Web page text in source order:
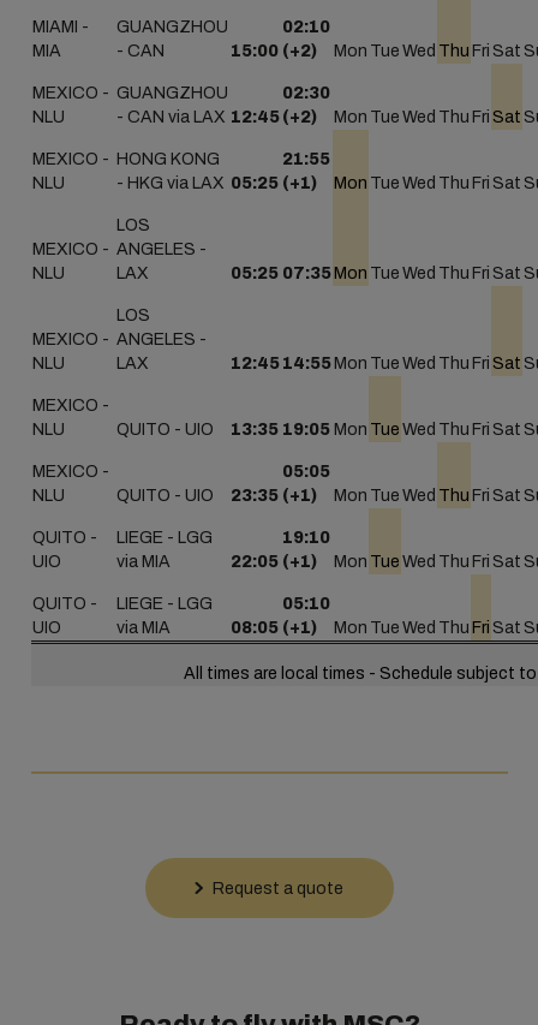
MIAMI -
MIA
GUANGZHOU
- CAN
15:00
02:10
(+2)
Mon Tue Wed Thu Fri Sat
MEXICO -
NLU
GUANGZHOU
- CAN via LAX 12:45
02:30
(+2)
Mon Tue Wed Thu Fri Sat
MEXICO -
NLU
HONG KONG
- HKG via LAX 05:25
21:55
(+1)
Mon Tue Wed Thu Fri Sat
MEXICO -
NLU
LOS
ANGELES -
LAX
05:25 07:35 Mon Tue Wed Thu Fri Sat
MEXICO -
NLU
LOS
ANGELES -
LAX
12:45 14:55 Mon Tue Wed Thu Fri Sat
MEXICO -
NLU
QUITO - UIO 13:35 19:05 Mon Tue Wed Thu Fri Sat
MEXICO -
NLU
QUITO - UIO 23:35
05:05
(+1)
Mon Tue Wed Thu Fri Sat
QUITO -
UIO
LIEGE - LGG
via MIA
22:05
19:10
(+1)
Mon Tue Wed Thu Fri Sat
QUITO -
UIO
LIEGE - LGG
via MIA
08:05
05:10
(+1)
Mon Tue Wed Thu Fri Sat
All times are local times - Schedule subject
Request a quote